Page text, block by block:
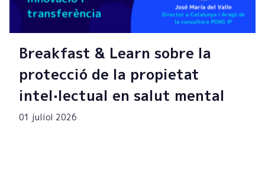
Breakfast & Learn sobre la
protecció de la propietat
intel·lectual en salut mental
01 juliol 2026